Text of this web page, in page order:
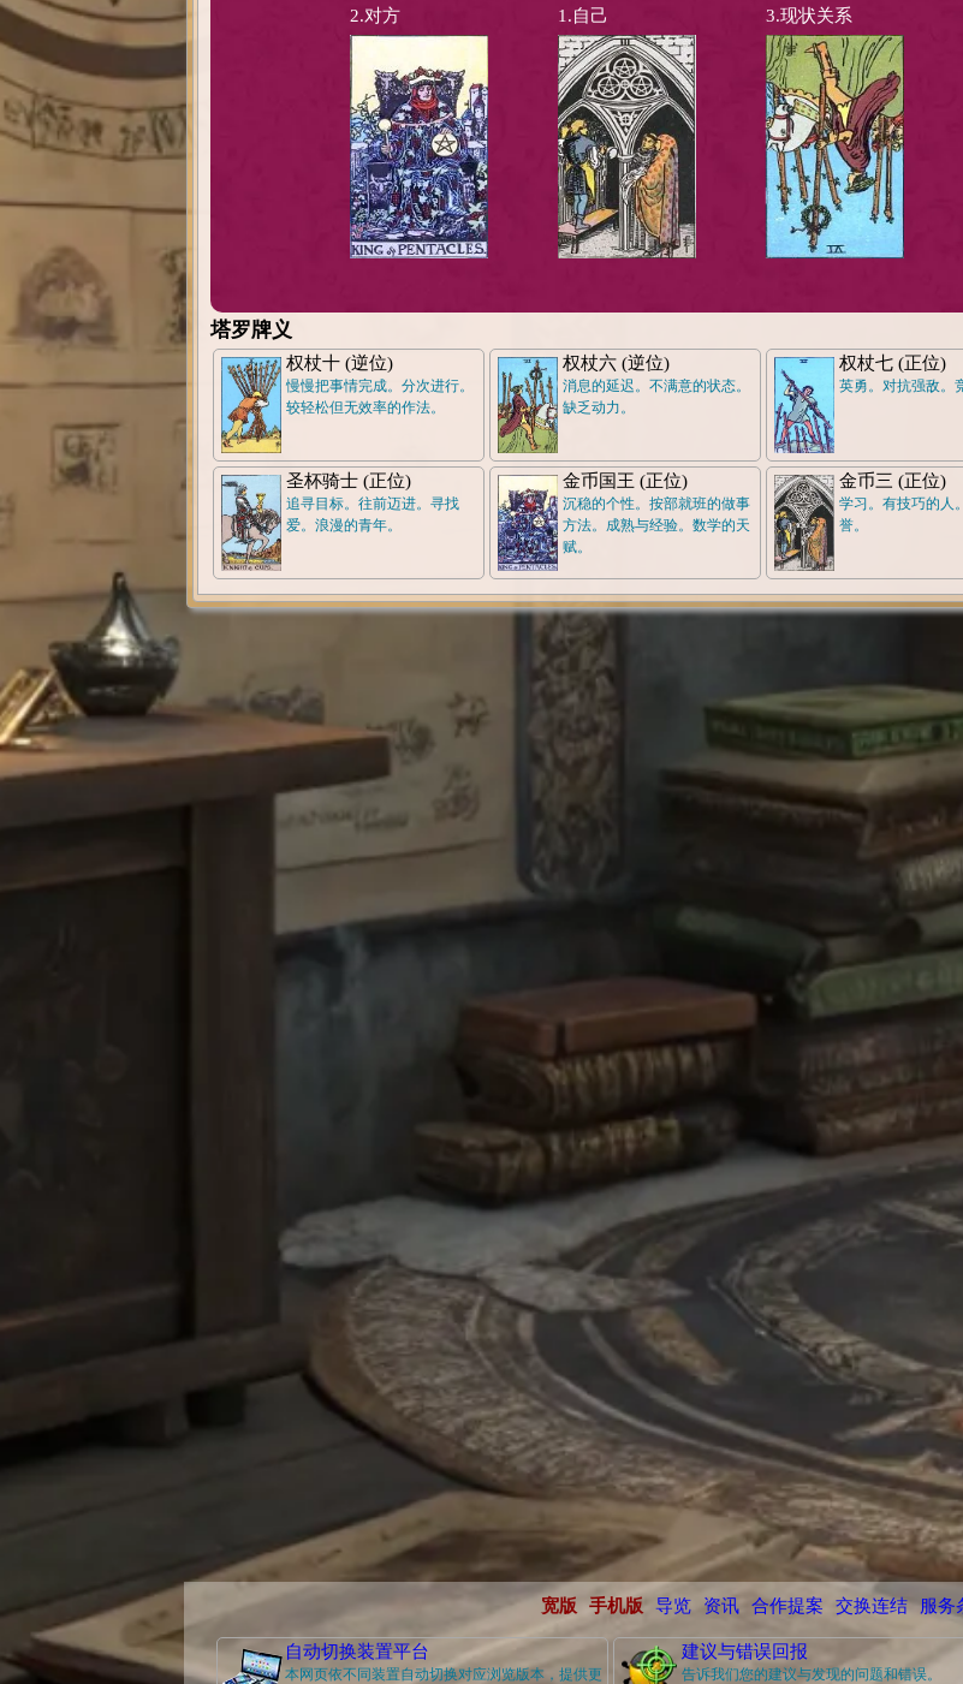
1.自己
2.对方 3.现状关系
塔罗牌义
权杖十 (逆位)
慢慢把事情完成。分次进行。
较轻松但无效率的作法。
权杖六 (逆位)
消息的延迟。不满意的状态。
缺乏动力。
权杖七 (正位)
英勇。对抗强敌。
圣杯骑士 (正位)
追寻目标。往前迈进。寻找
爱。浪漫的青年。
金币国王 (正位)
沉稳的个性。按部就班的做事
方法。成熟与经验。数学的天
赋。
金币三 (正位)
学习。有技巧的人
誉。
宽版 手机版 导览 资讯 合作提案 交换连结 服务
自动切换装置平台
本网页依不同装置自动切换对应浏览版本，提供更
建议与错误回报
告诉我们您的建议与发现的问题和错误。